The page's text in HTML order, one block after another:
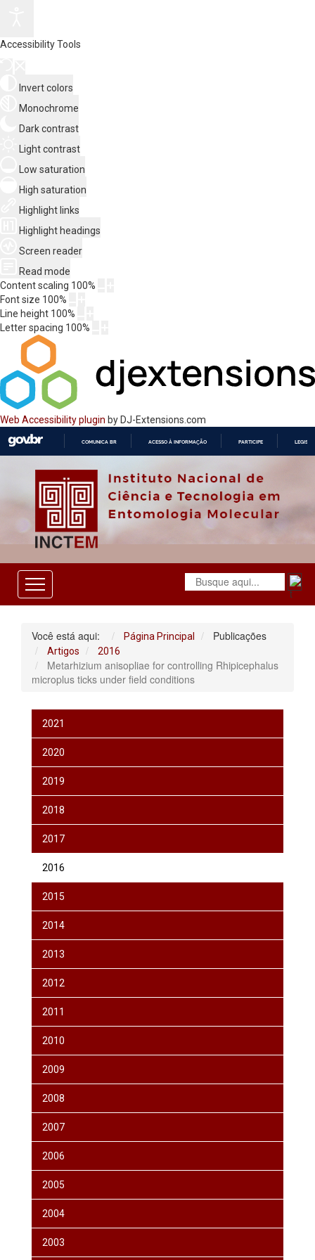
Accessibility Tools
Invert colors
Monochrome
Dark contrast
Light contrast
Low saturation
High saturation
Highlight links
Highlight headings
Screen reader
Read mode
Content scaling 100%
Font size 100%
Line height 100%
Letter spacing 100%
Web Accessibility plugin by DJ-Extensions.com
O
COMUNICA BR ACESSO À INFORMAÇÃO PARTICIPE
Você está aqui: Página Principal Publicações
Artigos 2016
Metarhizium anisopliae for controlling Rhipicephalus
microplus ticks under field conditions
2021
2020
2019
2018
2017
2016
2015
2014
2013
2012
2011
2010
2009
2008
2007
2006
2005
2004
2003